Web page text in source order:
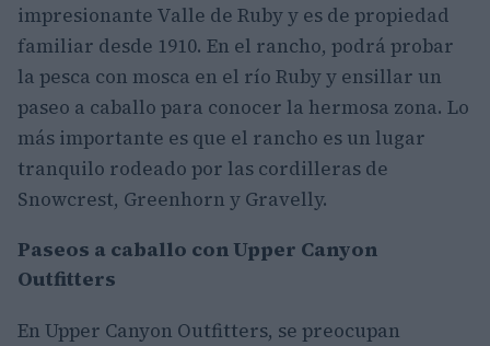
impresionante Valle de Ruby y es de propiedad
familiar desde 1910. En el rancho, podrá probar
la pesca con mosca en el río Ruby y ensillar un
paseo a caballo para conocer la hermosa zona. Lo
más importante es que el rancho es un lugar
tranquilo rodeado por las cordilleras de
Snowcrest, Greenhorn y Gravelly.
Paseos a caballo con Upper Canyon
Outfitters
En Upper Canyon Outfitters, se preocupan